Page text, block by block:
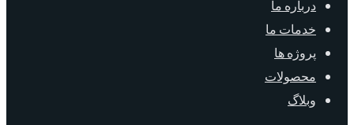
درباره ما
خدمات ما
پروژه ها
محصولات
وبلاگ